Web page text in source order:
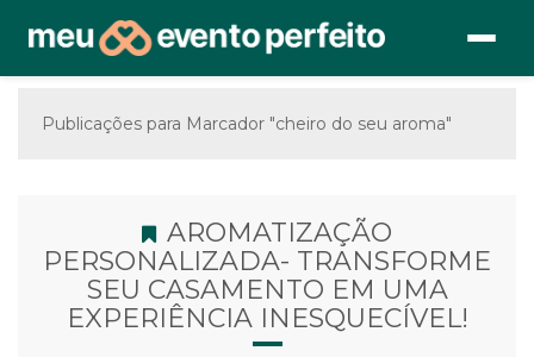
Publicações para Marcador "cheiro do seu aroma"
AROMATIZAÇÃO
PERSONALIZADA- TRANSFORME
SEU CASAMENTO EM UMA
EXPERIÊNCIA INESQUECÍVEL!